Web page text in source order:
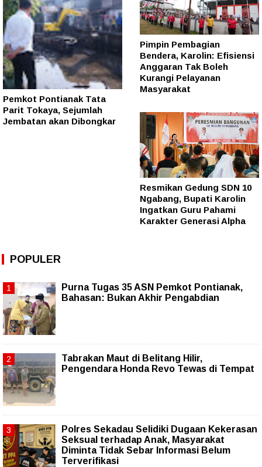
Pemkot Pontianak Tata
Parit Tokaya, Sejumlah
Jembatan akan Dibongkar
Pimpin Pembagian
Bendera, Karolin: Efisiensi
Anggaran Tak Boleh
Kurangi Pelayanan
Masyarakat
Resmikan Gedung SDN 10
Ngabang, Bupati Karolin
Ingatkan Guru Pahami
Karakter Generasi Alpha
POPULER
Purna Tugas 35 ASN Pemkot Pontianak,
Bahasan: Bukan Akhir Pengabdian
Tabrakan Maut di Belitang Hilir,
Pengendara Honda Revo Tewas di Tempat
Polres Sekadau Selidiki Dugaan Kekerasan
Seksual terhadap Anak, Masyarakat
Diminta Tidak Sebar Informasi Belum
Terverifikasi